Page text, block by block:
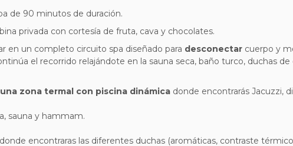
de 90 minutos de duración.
privada con cortesía de fruta, cava y chocolates.
en un completo circuito spa diseñado para desconectar cuerpo y
el recorrido relajándote en la sauna seca, baño turco, duchas
zona termal con piscina dinámica donde encontrarás Jacuzzi,
sauna y hammam.
donde encontraras las diferentes duchas (aromáticas, contraste